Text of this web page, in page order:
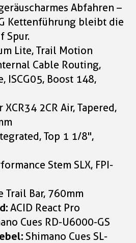
Abfahren –
Kettenführung bleibt die
Spur.
Lite, Trail Motion
Cable Routing,
ISCG05, Boost 148,
XCR34 2CR Air, Tapered,
Top 1 1/8",
Stem SLX, FPI-
Trail Bar, 760mm
ACID React Pro
Cues RD-U6000-GS
Shimano Cues SL-